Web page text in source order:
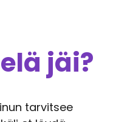
jäi?
tarvitsee